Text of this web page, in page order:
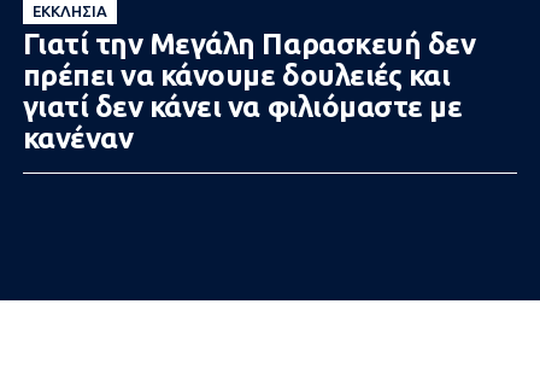
ΕΚΚΛΗΣΊΑ
Γιατί την Μεγάλη Παρασκευή δεν
πρέπει να κάνουμε δουλειές και
γιατί δεν κάνει να φιλιόμαστε με
κανέναν